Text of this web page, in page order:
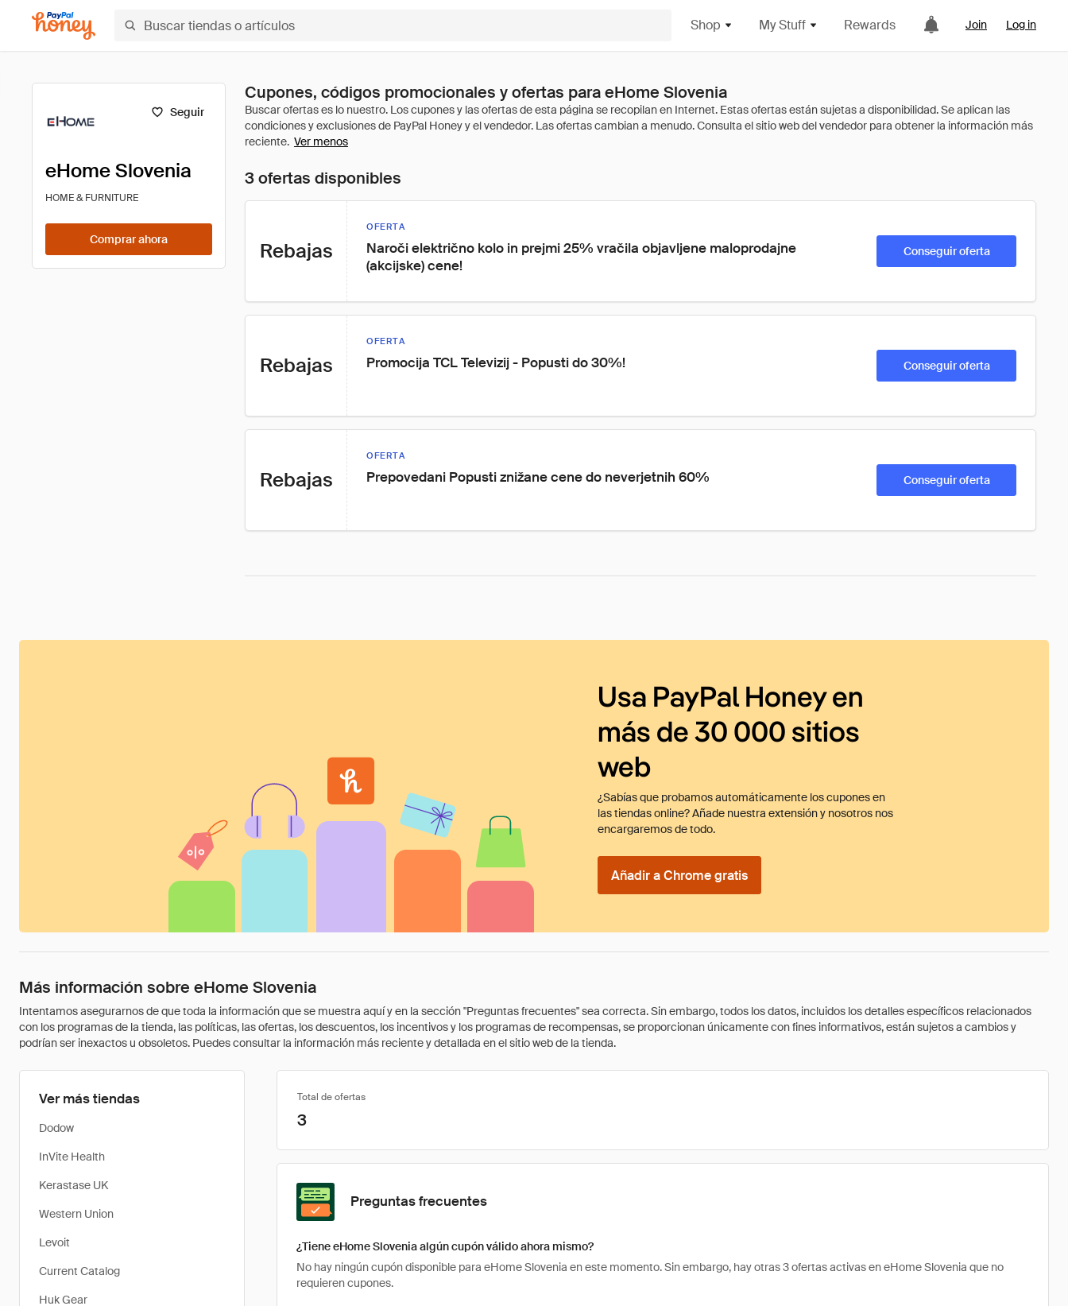
Shop My Stuff Rewards Join Log in
Seguir
eHome Slovenia
HOME & FURNITURE
Comprar ahora
Cupones, códigos promocionales y ofertas para eHome Slovenia
Ver menos
3 ofertas disponibles
Rebajas
OFERTA
Naroči električno kolo in prejmi 25% vračila objavljene maloprodajne
(akcijske) cene!
Conseguir oferta
Rebajas
OFERTA
Promocija TCL Televizij - Popusti do 30%! Conseguir oferta
Rebajas
OFERTA
Prepovedani Popusti znižane cene do neverjetnih 60% Conseguir oferta
Usa PayPal Honey en
más de 30 000 sitios
web
¿Sabías que probamos automáticamente los cupones en
las tiendas online? Añade nuestra extensión y nosotros nos
encargaremos de todo.
Añadir a Chrome gratis
Más información sobre eHome Slovenia
Intentamos asegurarnos de que toda la información que se muestra aquí y en la sección "Preguntas frecuentes" sea correcta. Sin embargo, todos los datos, incluidos los detalles específicos relacionados
con los programas de la tienda, las políticas, las ofertas, los descuentos, los incentivos y los programas de recompensas, se proporcionan únicamente con fines informativos, están sujetos a cambios y
podrían ser inexactos u obsoletos. Puedes consultar la información más reciente y detallada en el sitio web de la tienda.
Ver más tiendas
Dodow
InVite Health
Kerastase UK
Western Union
Levoit
Current Catalog
Huk Gear
Total de ofertas
3
Preguntas frecuentes
¿Tiene eHome Slovenia algún cupón válido ahora mismo?
No hay ningún cupón disponible para eHome Slovenia en este momento. Sin embargo, hay otras 3 ofertas activas en eHome Slovenia que no
requieren cupones.